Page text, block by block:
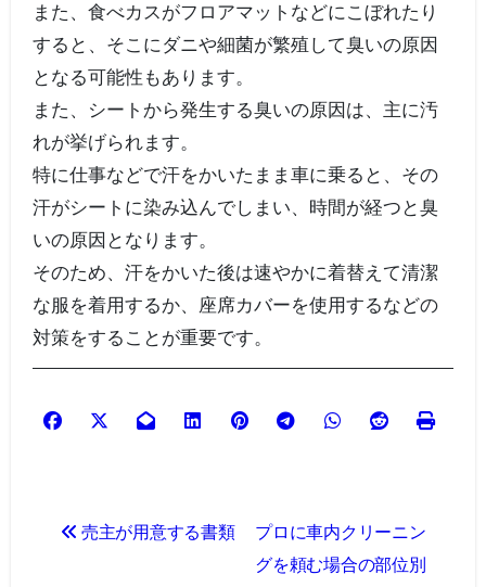
また、食べカスがフロアマットなどにこぼれたり
すると、そこにダニや細菌が繁殖して臭いの原因
となる可能性もあります。
また、シートから発生する臭いの原因は、主に汚
れが挙げられます。
特に仕事などで汗をかいたまま車に乗ると、その
汗がシートに染み込んでしまい、時間が経つと臭
いの原因となります。
そのため、汗をかいた後は速やかに着替えて清潔
な服を着用するか、座席カバーを使用するなどの
対策をすることが重要です。
売主が用意する書類
プロに車内クリーニン
グを頼む場合の部位別